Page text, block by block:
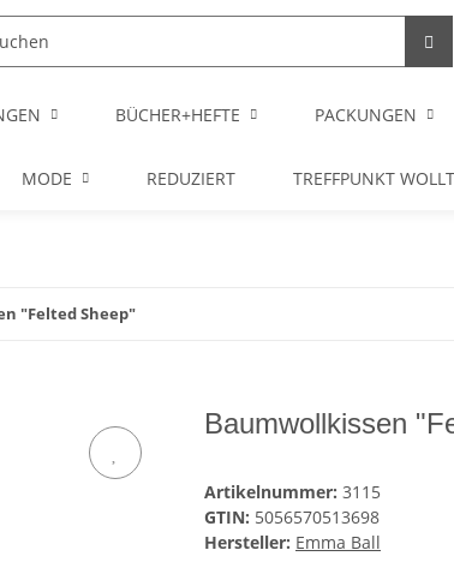
BÜCHER+HEFTE PACKUNGEN
MODE REDUZIERT TREFFPUNKT
"Felted Sheep"
Baumwollkissen
Artikelnummer: 3115
GTIN: 5056570513698
Hersteller: Emma Ball